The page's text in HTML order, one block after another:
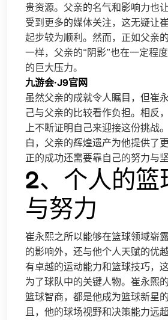
贵资源。父亲的名气和影响力也
受到更多的媒体关注，这无疑让
起步较为顺利。然而，正如父亲
一样，父亲的“阴影”也在一定程
的巨大压力。
九游会·J9官网
虽然父亲的成就令人瞩目，但崔
己与父亲的比较看作负担。相反
上不断证明自己来迎接这份挑战
白，父亲的辉煌遗产为他提供了
正的成功还需要靠自己的努力与坚
2、个人的篮
与努力
崔永熙之所以能够在篮球领域崭
的影响外，还与他个人天赋的优
有卓越的运动能力和篮球技巧，
为了球队中的关键人物。崔永熙
篮球智商，都是他成为篮球新星
且，他的球场视野和决策能力远